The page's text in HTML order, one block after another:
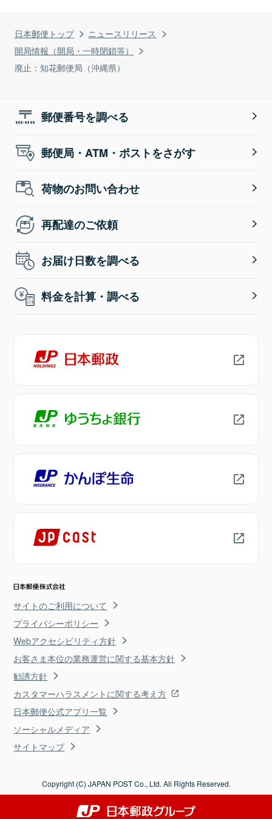
日本郵便トップ
ニュースリリース
開局情報（開局・一時閉鎖等）
廃止：知花郵便局（沖縄県）
郵便番号を調べる
郵便局・ATM・ポストをさがす
荷物のお問い合わせ
再配達のご依頼
お届け日数を調べる
料金を計算・調べる
サイトのご利用について
プライバシーポリシー
Webアクセシビリティ方針
お客さま本位の業務運営に関する基本方針
勧誘方針
カスタマーハラスメントに関する考え方
日本郵便公式アプリ一覧
ソーシャルメディア
サイトマップ
Copyright (C) JAPAN POST Co., Ltd. All Rights Reserved.